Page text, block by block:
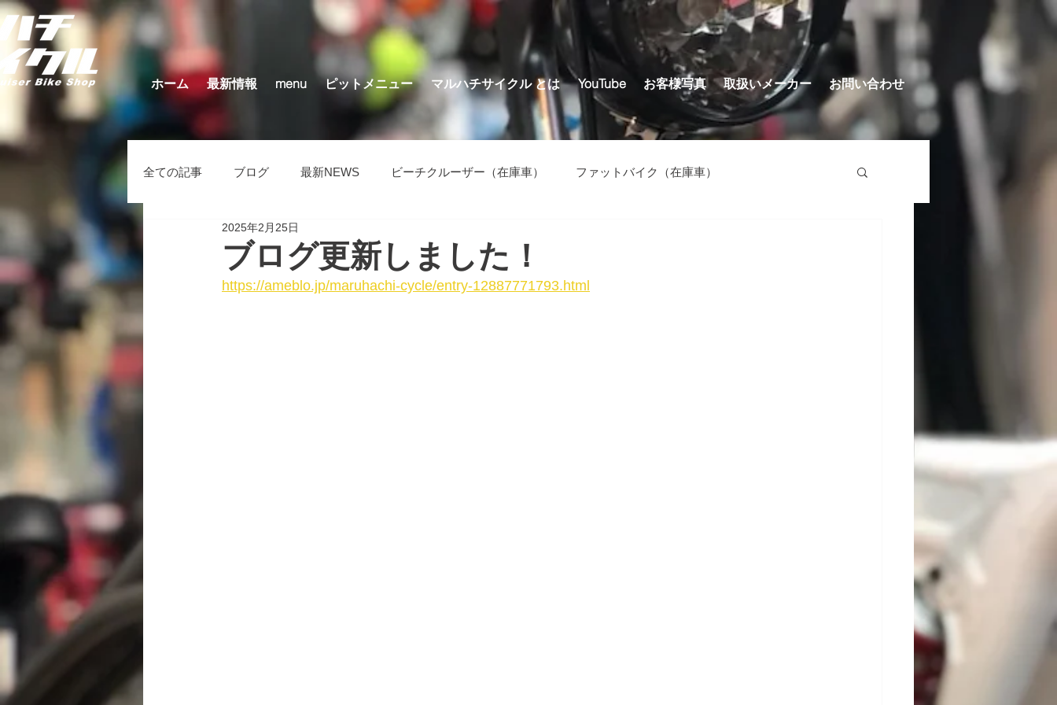
ホーム 最新情報 menu ピットメニュー マルハチサイクル とは YouTube お客様写真 取扱いメーカー お問い合わせ
全ての記事 ブログ 最新NEWS ビーチクルーザー（在庫車） ファットバイク（在庫車）
キッズバイク（在庫車）
ブログ更新しました！
2025年2月25日
https://ameblo.jp/maruhachi-cycle/entry-12887771793.html